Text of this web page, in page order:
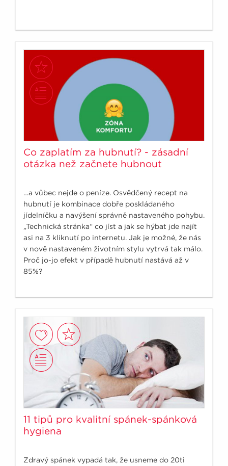
Co zaplatím za hubnutí? - zásadní
otázka než začnete hubnout
…a vůbec nejde o peníze. Osvědčený recept na
hubnutí je kombinace dobře poskládaného
jídelníčku a navýšení správně nastaveného pohybu.
„Technická stránka“ co jíst a jak se hýbat jde najít
asi na 3 kliknutí po internetu. Jak je možné, že nás
v nově nastaveném životním stylu vytrvá tak málo.
Proč jo-jo efekt v případě hubnutí nastává až v
85%?
11 tipů pro kvalitní spánek-spánková
hygiena
Zdravý spánek vypadá tak, že usneme do 20ti